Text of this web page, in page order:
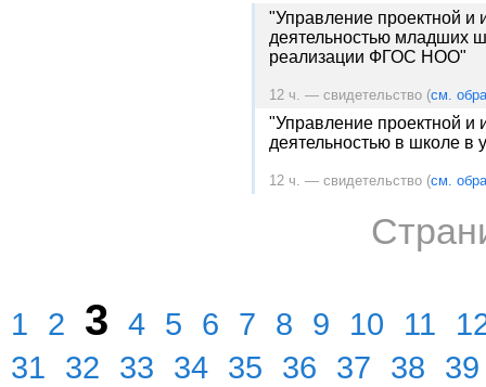
"Управление проектной и
деятельностью младших
реализации ФГОС НОО"
12 ч. — свидетельство (см.
"Управление проектной и
деятельностью в школе
12 ч. — свидетельство (см.
1 2 3 4 5 6 7 8 9 10 11
31
32 33 34 35 36 37 38 39